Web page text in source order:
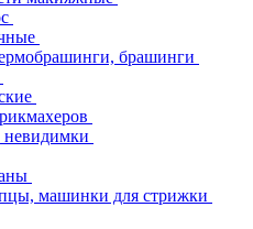
брашинги
машинки для стрижки